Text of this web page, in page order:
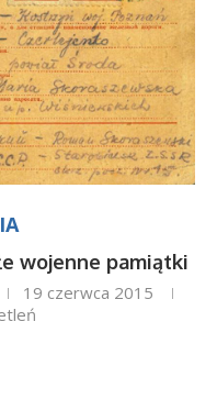
wojenne pamiątki
19 czerwca 2015